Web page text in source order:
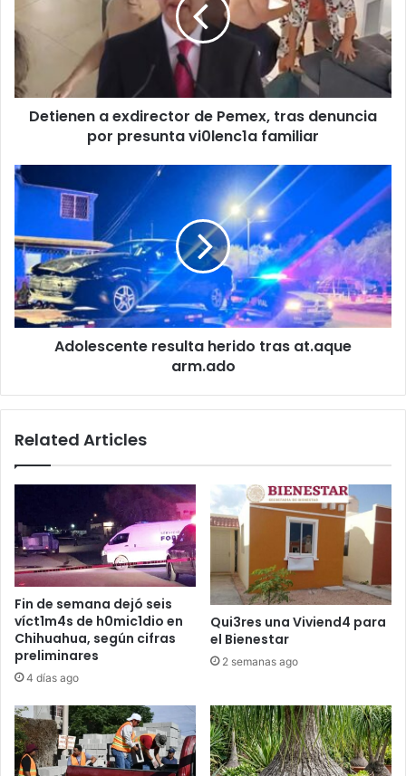
tras
denuncia
por
presunta
vi0lenc1a
Detienen a exdirector de Pemex, tras denuncia
por presunta vi0lenc1a familiar
Adolescente
resulta
at.aque
arm.ado
Adolescente resulta herido tras at.aque
arm.ado
Related Articles
Fin de semana dejó seis
víct1m4s de h0mic1dio en
Chihuahua, según cifras
preliminares
4 días ago
Qui3res una Viviend4 para
el Bienestar
2 semanas ago